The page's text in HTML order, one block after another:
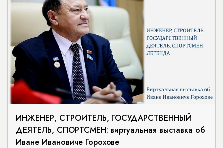
ИНЖЕНЕР, СТРОИТЕЛЬ, ГОСУДАРСТВЕННЫЙ
ДЕЯТЕЛЬ, СПОРТСМЕН: виртуальная выставка об
Иване Ивановиче Горохове